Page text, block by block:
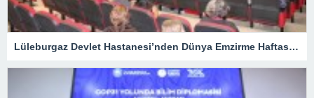
Lüleburgaz Devlet Hastanesi’nden Dünya Emzirme Haftası Katılımı